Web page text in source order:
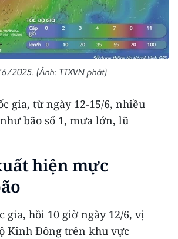
2025. (Ảnh: TTXVN phát)
gia, từ ngày 12-15/6, nhiều
bão số 1, mưa lớn, lũ
hiện mực
gia, hồi 10 giờ ngày 12/6, vị
Kinh Đông trên khu vực